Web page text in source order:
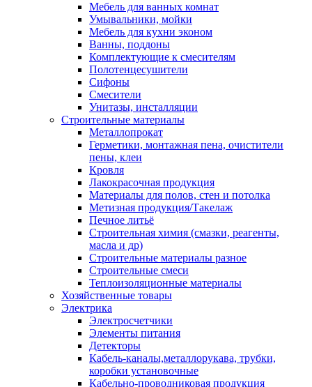
Мебель для ванных комнат
Умывальники, мойки
Мебель для кухни эконом
Ванны, поддоны
Комплектующие к смесителям
Полотенцесушители
Сифоны
Смесители
Унитазы, инсталляции
Строительные материалы
Металлопрокат
Герметики, монтажная пена, очистители
пены, клеи
Кровля
Лакокрасочная продукция
Материалы для полов, стен и потолка
Метизная продукция/Такелаж
Печное литьё
Строительная химия (смазки, реагенты,
масла и др)
Строительные материалы разное
Строительные смеси
Теплоизоляционные материалы
Хозяйственные товары
Электрика
Электросчетчики
Элементы питания
Детекторы
Кабель-каналы,металлорукава, трубки,
коробки установочные
Кабельно-проводниковая продукция